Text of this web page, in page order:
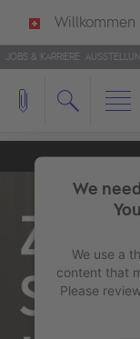
deutsch als Ihre
Français Italiano
JOBS & KARRIERE
We
We use a
content that
Please